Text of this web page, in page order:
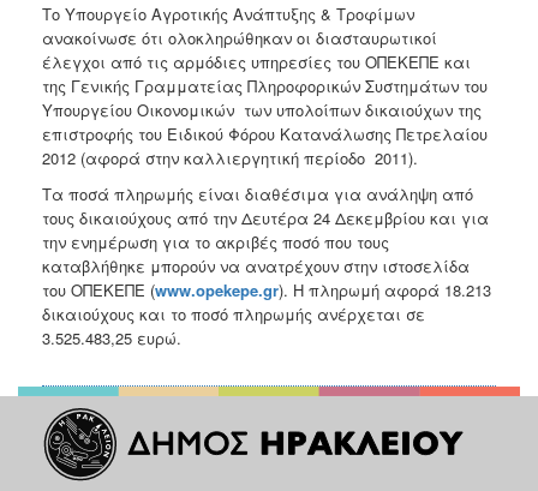
Αγροτική
Ανάπτυξη
Ανακοινώσεις
Προγράμματα
Προσχολική
Αγωγή
Κοιμητήρια
Κέντρο
Οικογένειας
ΠΟΛΙΤΙΣΜΟΣ
Το Υπουργείο Αγροτικής Ανάπτυξης & Τροφίμων
ανακοίνωσε ότι ολοκληρώθηκαν οι διασταυρωτικοί
έλεγχοι από τις αρμόδιες υπηρεσίες του ΟΠΕΚΕΠΕ και
της Γενικής Γραμματείας Πληροφορικών Συστημάτων του
Υπουργείου Οικονομικών των υπολοίπων δικαιούχων της
επιστροφής του Ειδικού Φόρου Κατανάλωσης Πετρελαίου
2012 (αφορά στην καλλιεργητική περίοδο 2011).
Τα ποσά πληρωμής είναι διαθέσιμα για ανάληψη από
τους δικαιούχους από την Δευτέρα 24 Δεκεμβρίου και για
την ενημέρωση για το ακριβές ποσό που τους
καταβλήθηκε μπορούν να ανατρέχουν στην ιστοσελίδα
του ΟΠΕΚΕΠΕ (www.opekepe.gr). Η πληρωμή αφορά 18.213
δικαιούχους και το ποσό πληρωμής ανέρχεται σε
3.525.483,25 ευρώ.